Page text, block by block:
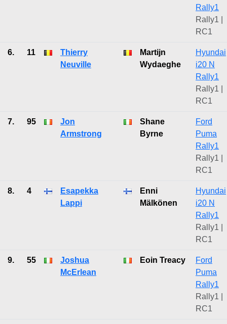
Rally1
Rally1 |
RC1
6. 11
Thierry
Neuville
Martijn
Wydaeghe
Hyundai
i20 N
Rally1
Rally1 |
RC1
7. 95
Jon
Armstrong
Shane
Byrne
Ford
Puma
Rally1
Rally1 |
RC1
8. 4
Esapekka
Lappi
Enni
Mälkönen
Hyundai
i20 N
Rally1
Rally1 |
RC1
9. 55
Joshua
McErlean
Eoin Treacy
Ford
Puma
Rally1
Rally1 |
RC1